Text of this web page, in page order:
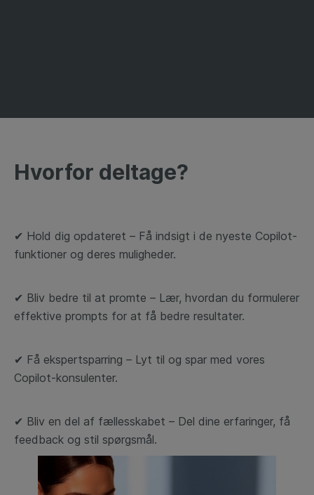
Hvorfor deltage?
✔ Hold dig opdateret – Få indsigt i de nyeste Copilot-
funktioner og deres muligheder.
✔ Bliv bedre til at promte – Lær, hvordan du formulerer
effektive prompts for at få bedre resultater.
✔ Få ekspertsparring – Lyt til og spar med vores
Copilot-konsulenter.
✔ Bliv en del af fællesskabet – Del dine erfaringer, få
feedback og stil spørgsmål.